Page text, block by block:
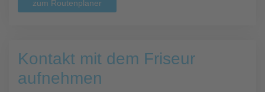
zum Routenplaner
Kontakt mit dem Friseur
aufnehmen